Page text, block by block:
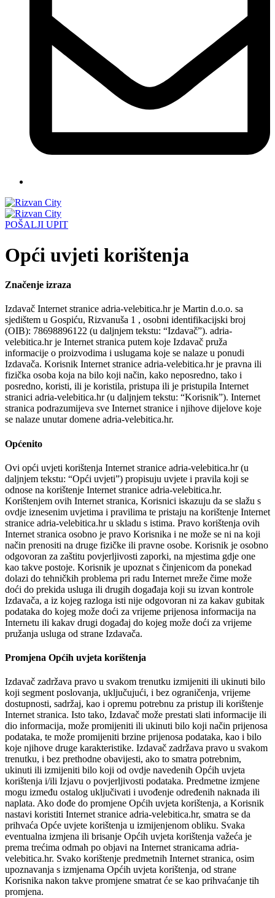
POŠALJI UPIT
Opći uvjeti korištenja
Značenje izraza
Izdavač Internet stranice adria-velebitica.hr je Martin d.o.o. sa
sjedištem u Gospiću, Rizvanuša 1 , osobni identifikacijski broj
(OIB): 78698896122 (u daljnjem tekstu: “Izdavač”). adria-
velebitica.hr je Internet stranica putem koje Izdavač pruža
informacije o proizvodima i uslugama koje se nalaze u ponudi
Izdavača. Korisnik Internet stranice adria-velebitica.hr je pravna ili
fizička osoba koja na bilo koji način, kako neposredno, tako i
posredno, koristi, ili je koristila, pristupa ili je pristupila Internet
stranici adria-velebitica.hr (u daljnjem tekstu: “Korisnik”). Internet
stranica podrazumijeva sve Internet stranice i njihove dijelove koje
se nalaze unutar domene adria-velebitica.hr.
Općenito
Ovi opći uvjeti korištenja Internet stranice adria-velebitica.hr (u
daljnjem tekstu: “Opći uvjeti”) propisuju uvjete i pravila koji se
odnose na korištenje Internet stranice adria-velebitica.hr.
Korištenjem ovih Internet stranica, Korisnici iskazuju da se slažu s
ovdje iznesenim uvjetima i pravilima te pristaju na korištenje Internet
stranice adria-velebitica.hr u skladu s istima. Pravo korištenja ovih
Internet stranica osobno je pravo Korisnika i ne može se ni na koji
način prenositi na druge fizičke ili pravne osobe. Korisnik je osobno
odgovoran za zaštitu povjerljivosti zaporki, na mjestima gdje one
kao takve postoje. Korisnik je upoznat s činjenicom da ponekad
dolazi do tehničkih problema pri radu Internet mreže čime može
doći do prekida usluga ili drugih događaja koji su izvan kontrole
Izdavača, a iz kojeg razloga isti nije odgovoran ni za kakav gubitak
podataka do kojeg može doći za vrijeme prijenosa informacija na
Internetu ili kakav drugi događaj do kojeg može doći za vrijeme
pružanja usluga od strane Izdavača.
Promjena Općih uvjeta korištenja
Izdavač zadržava pravo u svakom trenutku izmijeniti ili ukinuti bilo
koji segment poslovanja, uključujući, i bez ograničenja, vrijeme
dostupnosti, sadržaj, kao i opremu potrebnu za pristup ili korištenje
Internet stranica. Isto tako, Izdavač može prestati slati informacije ili
dio informacija, može promijeniti ili ukinuti bilo koji način prijenosa
podataka, te može promijeniti brzine prijenosa podataka, kao i bilo
koje njihove druge karakteristike. Izdavač zadržava pravo u svakom
trenutku, i bez prethodne obavijesti, ako to smatra potrebnim,
ukinuti ili izmijeniti bilo koji od ovdje navedenih Općih uvjeta
korištenja i/ili Izjavu o povjerljivosti podataka. Predmetne izmjene
mogu između ostalog uključivati i uvođenje određenih naknada ili
naplata. Ako dođe do promjene Općih uvjeta korištenja, a Korisnik
nastavi koristiti Internet stranice adria-velebitica.hr, smatra se da
prihvaća Opće uvjete korištenja u izmijenjenom obliku. Svaka
eventualna izmjena ili brisanje Općih uvjeta korištenja važeća je
prema trećima odmah po objavi na Internet stranicama adria-
velebitica.hr. Svako korištenje predmetnih Internet stranica, osim
upoznavanja s izmjenama Općih uvjeta korištenja, od strane
Korisnika nakon takve promjene smatrat će se kao prihvaćanje tih
promjena.